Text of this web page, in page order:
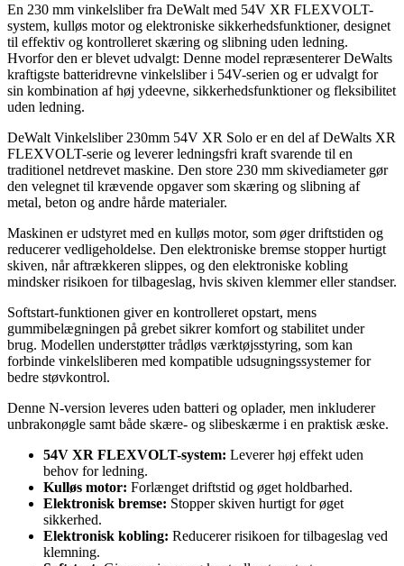
En 230 mm vinkelsliber fra DeWalt med 54V XR FLEXVOLT-
system, kulløs motor og elektroniske sikkerhedsfunktioner, designet
til effektiv og kontrolleret skæring og slibning uden ledning.
Hvorfor den er blevet udvalgt: Denne model repræsenterer DeWalts
kraftigste batteridrevne vinkelsliber i 54V-serien og er udvalgt for
sin kombination af høj ydeevne, sikkerhedsfunktioner og fleksibilitet
uden ledning.
DeWalt Vinkelsliber 230mm 54V XR Solo er en del af DeWalts XR
FLEXVOLT-serie og leverer ledningsfri kraft svarende til en
traditionel netdrevet maskine. Den store 230 mm skivediameter gør
den velegnet til krævende opgaver som skæring og slibning af
metal, beton og andre hårde materialer.
Maskinen er udstyret med en kulløs motor, som øger driftstiden og
reducerer vedligeholdelse. Den elektroniske bremse stopper hurtigt
skiven, når aftrækkeren slippes, og den elektroniske kobling
mindsker risikoen for tilbageslag, hvis skiven klemmer eller standser.
Softstart-funktionen giver en kontrolleret opstart, mens
gummibelægningen på grebet sikrer komfort og stabilitet under
brug. Modellen understøtter trådløs værktøjsstyring, som kan
forbinde vinkelsliberen med kompatible udsugningssystemer for
bedre støvkontrol.
Denne N-version leveres uden batteri og oplader, men inkluderer
unbrakonøgle samt både skære- og slibeskærme i en praktisk æske.
54V XR FLEXVOLT-system: Leverer høj effekt uden
behov for ledning.
Kulløs motor: Forlænget driftstid og øget holdbarhed.
Elektronisk bremse: Stopper skiven hurtigt for øget
sikkerhed.
Elektronisk kobling: Reducerer risikoen for tilbageslag ved
klemning.